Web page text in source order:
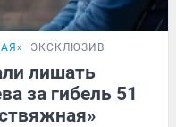
ЭКСКЛЮЗИВ
лишать
за гибель 51